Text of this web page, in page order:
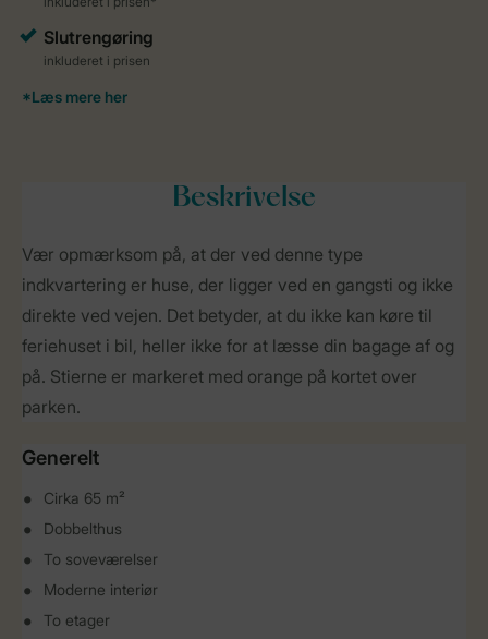
Beskrivelse
Vær opmærksom på, at der ved denne type
indkvartering er huse, der ligger ved en gangsti og ikke
direkte ved vejen. Det betyder, at du ikke kan køre til
feriehuset i bil, heller ikke for at læsse din bagage af og
på. Stierne er markeret med orange på kortet over
parken.
Generelt
Cirka 65 m²
Dobbelthus
To soveværelser
Moderne interiør
To etager